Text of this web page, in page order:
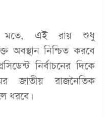
মতে, এই রায় শুধু
অবস্থান নিশ্চিত করবে
নির্বাচনের দিকে
জাতীয় রাজনৈতিক
ধরবে।